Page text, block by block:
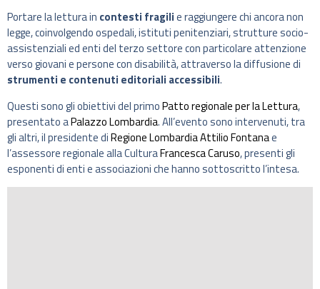
Portare la lettura in contesti fragilie raggiungere chi ancora non
legge, coinvolgendo ospedali, istituti penitenziari, strutture socio-
assistenziali ed enti del terzo settore con particolare attenzione
verso giovani e persone con disabilità, attraverso la diffusione di
strumenti e contenuti editoriali accessibili.
Questi sono gli obiettivi del primoPatto regionale per la Lettura,
presentato aPalazzo Lombardia. All’evento sono intervenuti, tra
gli altri, il presidente diRegione LombardiaAttilio Fontanae
l’assessore regionale alla CulturaFrancesca Caruso, presenti gli
esponenti di enti e associazioni che hanno sottoscritto l’intesa.